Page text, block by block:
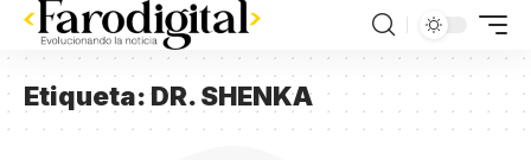
Etiqueta:DR. SHENKA